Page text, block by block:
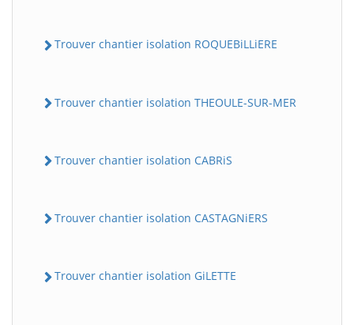
Trouver chantier isolation ROQUEBiLLiERE
Trouver chantier isolation THEOULE-SUR-MER
Trouver chantier isolation CABRiS
Trouver chantier isolation CASTAGNiERS
Trouver chantier isolation GiLETTE